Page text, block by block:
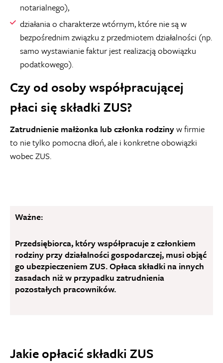
notarialnego),
działania o charakterze wtórnym, które nie są w
bezpośrednim związku z przedmiotem działalności (np.
samo wystawianie faktur jest realizacją obowiązku
podatkowego).
Czy od osoby współpracującej
płaci się składki ZUS?
Zatrudnienie małżonka lub członka rodzinyw firmie
to nie tylko pomocna dłoń, ale i konkretne obowiązki
wobec ZUS.
Ważne:
Przedsiębiorca, który współpracuje z członkiem
rodziny przy działalności gospodarczej, musi objąć
go ubezpieczeniem ZUS. Opłaca składki na innych
zasadach niż w przypadku zatrudnienia
pozostałych pracowników.
Jakie opłacić składki ZUS